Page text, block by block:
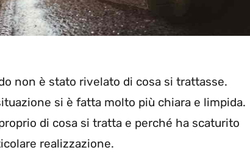
non è stato rivelato di cosa si trattasse.
si è fatta molto più chiara e limpida.
di cosa si tratta e perché ha scaturito
realizzazione.